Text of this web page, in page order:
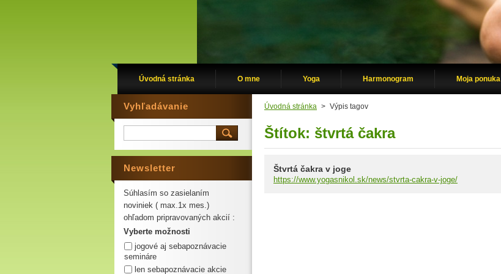
Úvodná stránka O mne Yoga Harmonogram Moja ponuka
Úvodná stránka > Výpis tagov
Štítok: štvrtá čakra
Štvrtá čakra v joge
https://www.yogasnikol.sk/news/stvrta-cakra-v-joge/
Vyhľadávanie
Newsletter
Súhlasím so zasielaním
noviniek ( max.1x mes.)
ohľadom pripravovaných akcií :
Vyberte možnosti
jogové aj sebapoznávacie
semináre
len sebapoznávacie akcie